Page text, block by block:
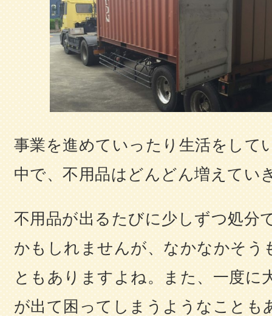
事業を進めていったり生活をして
中で、不用品はどんどん増えてい
不用品が出るたびに少しずつ処分
かもしれませんが、なかなかそう
ともありますよね。また、一度に
が出て困ってしまうようなことも